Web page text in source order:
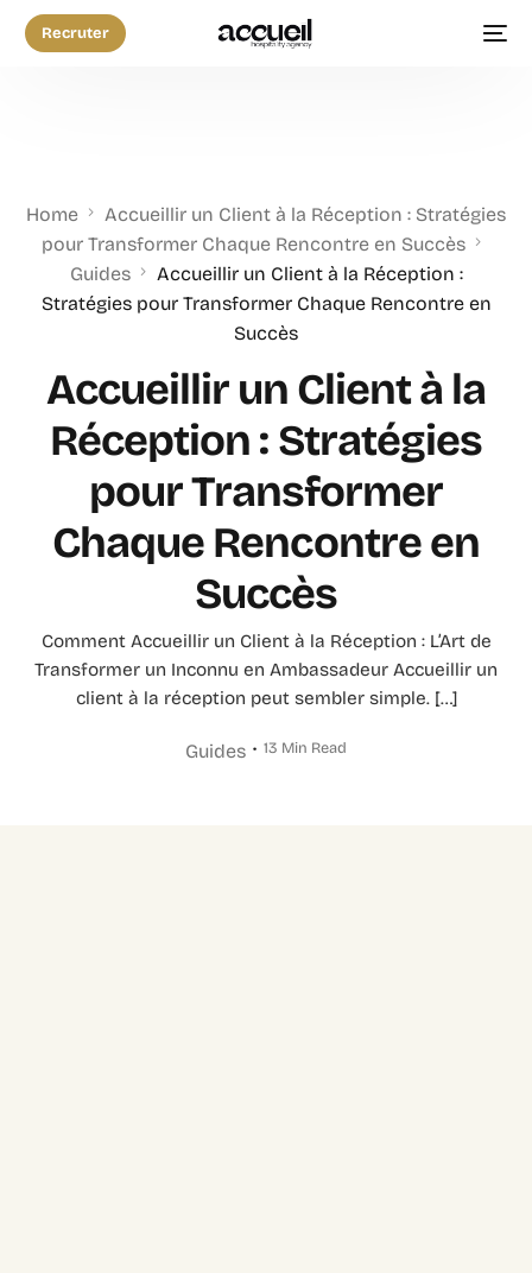
Recruter
Home
Accueillir un Client à la Réception : Stratégies
pour Transformer Chaque Rencontre en Succès
Guides
Accueillir un Client à la Réception :
Stratégies pour Transformer Chaque Rencontre en
Succès
Accueillir un Client à la
Réception : Stratégies
pour Transformer
Chaque Rencontre en
Succès
Comment Accueillir un Client à la Réception : L’Art de
Transformer un Inconnu en Ambassadeur Accueillir un
client à la réception peut sembler simple. […]
Guides 13 Min Read